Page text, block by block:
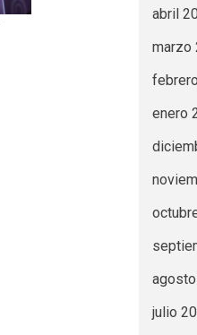
abril
marzo
enero
julio